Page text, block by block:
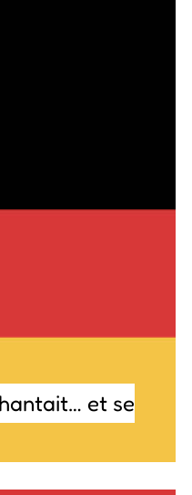
et se